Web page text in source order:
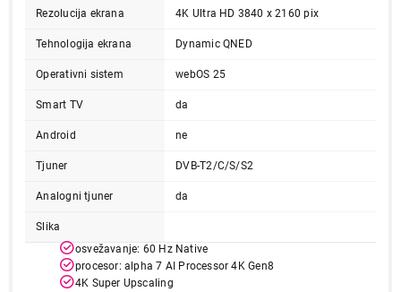
Rezolucija ekrana 4K Ultra HD 3840 x 2160 pix
Tehnologija ekrana Dynamic QNED
Operativni sistem webOS 25
Smart TV da
Android ne
Tjuner DVB-T2/C/S/S2
Analogni tjuner da
Slika
osvežavanje: 60 Hz Native
procesor: alpha 7 AI Processor 4K Gen8
4K Super Upscaling